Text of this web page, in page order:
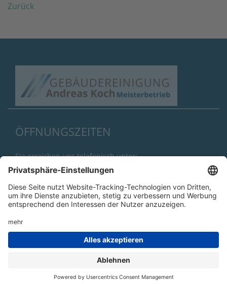
Zurück
ÖFFNUNGSZEITEN
Sie erreichen uns telefonisch unter:
(040) 721 20 05
Unser Büro ist besetzt von:
Montag - Freitagvon 08:00 Uhr - 15:00 Uhr
©2026 Gebäudereinigung Andreas Koch GmbH & Co. KG